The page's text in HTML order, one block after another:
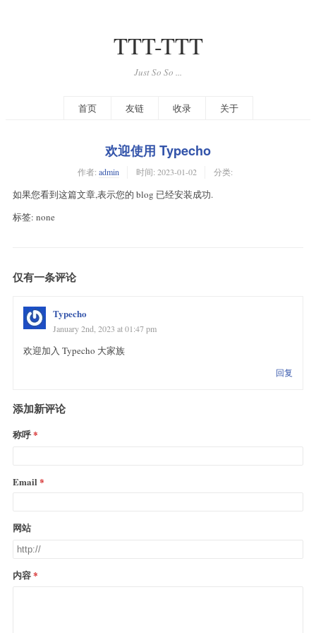
TTT-TTT
Just So So ...
首页 友链 收录 关于
欢迎使用 Typecho
作者: admin 时间: 2023-01-02 分类:
如果您看到这篇文章,表示您的 blog 已经安装成功.
标签: none
仅有一条评论
Typecho
January 2nd, 2023 at 01:47 pm
欢迎加入 Typecho 大家族
回复
添加新评论
称呼
Email
网站
内容